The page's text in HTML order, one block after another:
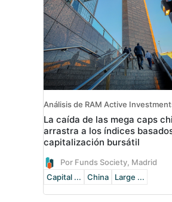
Análisis de RAM Active
La caída de las mega caps
arrastra a los índices
capitalización bursátil
Por Funds Society, Madrid
Capital ...
China Large ...